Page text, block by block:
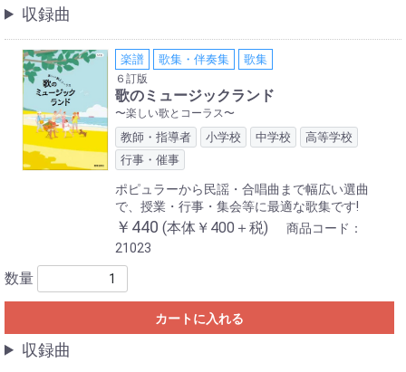
収録曲
楽譜 歌集・伴奏集 歌集
６訂版
歌のミュージックランド
〜楽しい歌とコーラス〜
教師・指導者 小学校 中学校
高等学校
行事・催事
ポピュラーから民謡・合唱曲まで幅広い選曲
で、授業・行事・集会等に最適な歌集です!
￥440 (本体￥400＋税)
商品コード：
21023
数量
カートに入れる
収録曲